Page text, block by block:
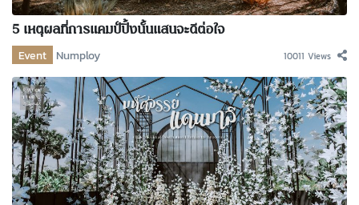
5 เหตุผลที่การแคมป์ปิ้งนั้นแสนจะดีต่อใจ
Event Numploy 10011 Views